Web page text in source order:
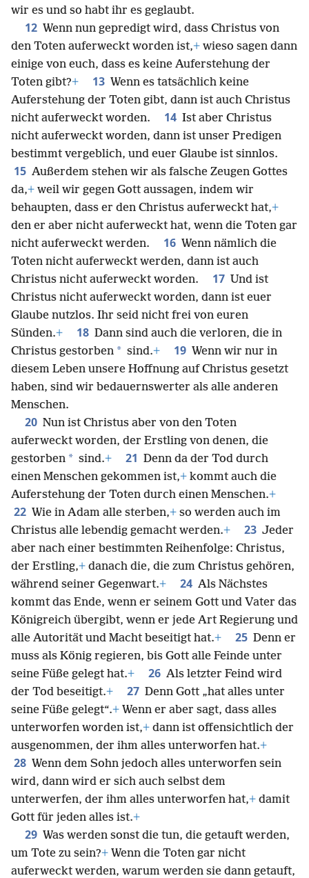
wir es und so habt ihr es geglaubt.
12 Wenn nun gepredigt wird, dass Christus von
den Toten auferweckt worden ist,+ wieso sagen dann
einige von euch, dass es keine Auferstehung der
Toten gibt?+ 13 Wenn es tatsächlich keine
Auferstehung der Toten gibt, dann ist auch Christus
nicht auferweckt worden.
14 Ist aber Christus
nicht auferweckt worden, dann ist unser Predigen
bestimmt vergeblich, und euer Glaube ist sinnlos.
15 Außerdem stehen wir als falsche Zeugen Gottes
da,+ weil wir gegen Gott aussagen, indem wir
behaupten, dass er den Christus auferweckt hat,+
den er aber nicht auferweckt hat, wenn die Toten gar
nicht auferweckt werden.
16 Wenn nämlich die
Toten nicht auferweckt werden, dann ist auch
Christus nicht auferweckt worden.
17 Und ist
Christus nicht auferweckt worden, dann ist euer
Glaube nutzlos. Ihr seid nicht frei von euren
Sünden.+ 18 Dann sind auch die verloren, die in
Christus gestorben * sind.+ 19 Wenn wir nur in
diesem Leben unsere Hoffnung auf Christus gesetzt
haben, sind wir bedauernswerter als alle anderen
Menschen.
20 Nun ist Christus aber von den Toten
auferweckt worden, der Erstling von denen, die
gestorben * sind.+ 21 Denn da der Tod durch
einen Menschen gekommen ist,+ kommt auch die
Auferstehung der Toten durch einen Menschen.+
22 Wie in Adam alle sterben,+ so werden auch im
Christus alle lebendig gemacht werden.+ 23 Jeder
aber nach einer bestimmten Reihenfolge: Christus,
der Erstling,+ danach die, die zum Christus gehören,
während seiner Gegenwart.+ 24 Als Nächstes
kommt das Ende, wenn er seinem Gott und Vater das
Königreich übergibt, wenn er jede Art Regierung und
alle Autorität und Macht beseitigt hat.+ 25 Denn er
muss als König regieren, bis Gott alle Feinde unter
seine Füße gelegt hat.+ 26 Als letzter Feind wird
der Tod beseitigt.+ 27 Denn Gott „hat alles unter
seine Füße gelegt“.+ Wenn er aber sagt, dass alles
unterworfen worden ist,+ dann ist offensichtlich der
ausgenommen, der ihm alles unterworfen hat.+
28 Wenn dem Sohn jedoch alles unterworfen sein
wird, dann wird er sich auch selbst dem
unterwerfen, der ihm alles unterworfen hat,+ damit
Gott für jeden alles ist.+
29 Was werden sonst die tun, die getauft werden,
um Tote zu sein?+ Wenn die Toten gar nicht
auferweckt werden, warum werden sie dann getauft,